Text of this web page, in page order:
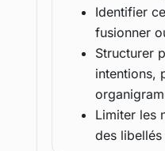
Identifier
fusionner
Structurer
intentions,
Limiter les
des